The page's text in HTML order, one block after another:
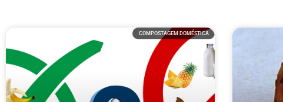
COMPOSTAGEM DOMÉSTICA